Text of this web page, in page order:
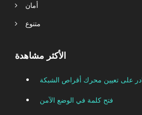
أمان
متنوع
الأكثر مشاهدة
فتح كلمة في الوضع الآمن